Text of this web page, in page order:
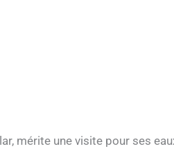
mérite une visite pour ses